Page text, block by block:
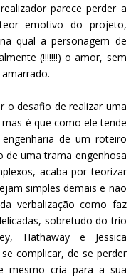
parece perder a
emotivo do projeto,
qual a personagem de
(!!!!!!!) o amor, sem
o desafio de realizar uma
é que como ele tende
de um roteiro
de uma trama engenhosa
acaba por teorizar
simples demais e não
verbalização como faz
sobretudo do trio
Hathaway e Jessica
complicar, de se perder
mesmo cria para a sua